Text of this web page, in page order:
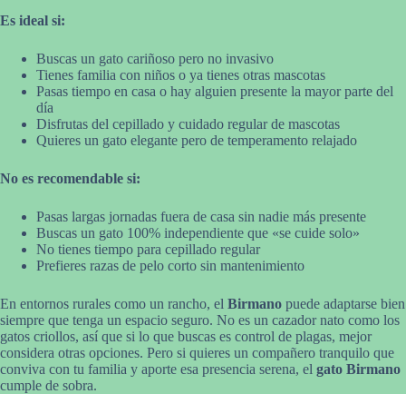
Es ideal si:
Buscas un gato cariñoso pero no invasivo
Tienes familia con niños o ya tienes otras mascotas
Pasas tiempo en casa o hay alguien presente la mayor parte del
día
Disfrutas del cepillado y cuidado regular de mascotas
Quieres un gato elegante pero de temperamento relajado
No es recomendable si:
Pasas largas jornadas fuera de casa sin nadie más presente
Buscas un gato 100% independiente que «se cuide solo»
No tienes tiempo para cepillado regular
Prefieres razas de pelo corto sin mantenimiento
En entornos rurales como un rancho, el Birmano puede adaptarse bien
siempre que tenga un espacio seguro. No es un cazador nato como los
gatos criollos, así que si lo que buscas es control de plagas, mejor
considera otras opciones. Pero si quieres un compañero tranquilo que
conviva con tu familia y aporte esa presencia serena, el gato Birmano
cumple de sobra.